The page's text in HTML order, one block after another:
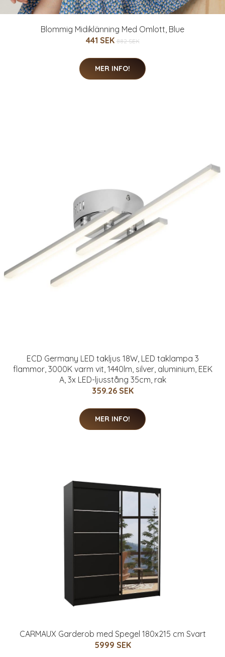
Blommig Midiklänning Med Omlott, Blue
441 SEK 882 SEK
MER INFO!
ECD Germany LED takljus 18W, LED taklampa 3
flammor, 3000K varm vit, 1440lm, silver, aluminium, EEK
A, 3x LED-ljusstång 35cm, rak
359.26 SEK
MER INFO!
CARMAUX Garderob med Spegel 180x215 cm Svart
5999 SEK